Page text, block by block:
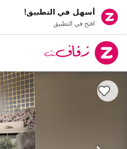
أسهل في التطبيق!
افتح في التطبيق